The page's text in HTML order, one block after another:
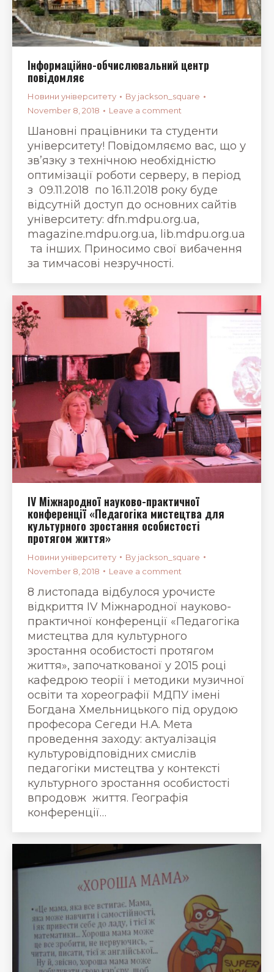
Інформаційно-обчислювальний центр
повідомляє
Новини університету By jackson_square
November 8, 2018
Leave a comment
Шановні працівники та студенти
університету! Повідомляємо вас, що у
зв’язку з технічною необхідністю
оптимізації роботи серверу, в період
з 09.11.2018 по 16.11.2018 року буде
відсутній доступ до основних сайтів
університету: dfn.mdpu.org.ua,
magazine.mdpu.org.ua, lib.mdpu.org.ua
та інших. Приносимо свої вибачення
за тимчасові незручності.
ІV Міжнародної науково-практичної
конференції «Педагогіка мистецтва для
культурного зростання особистості
протягом життя»
Новини університету By jackson_square
November 8, 2018
Leave a comment
8 листопада відбулося урочисте
відкриття ІV Міжнародної науково-
практичної конференції «Педагогіка
мистецтва для культурного
зростання особистості протягом
життя», започаткованої у 2015 році
кафедрою теорії і методики музичної
освіти та хореографії МДПУ імені
Богдана Хмельницького під орудою
професора Сегеди Н.А. Мета
проведення заходу: актуалізація
культуровідповідних смислів
педагогіки мистецтва у контексті
культурного зростання особистості
впродовж життя. Географія
конференції…